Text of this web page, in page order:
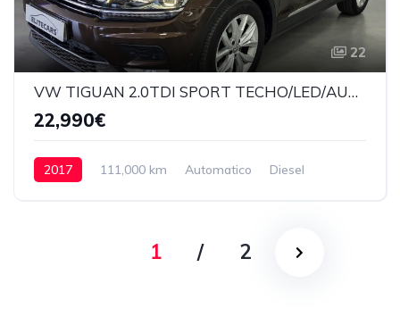
22
VW TIGUAN 2.0TDI SPORT TECHO/LED/AUTOMATICO
22,990€
2017 111,000 km Automatico
Diesel
1 / 2